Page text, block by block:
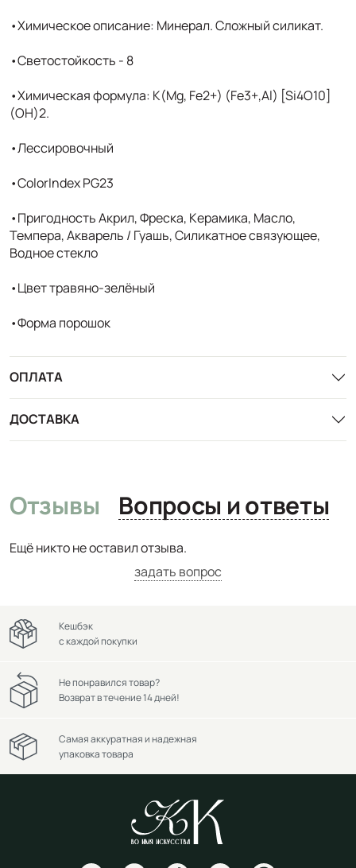
•Химическое описание: Минерал. Сложный силикат.
•Светостойкость - 8
•Химическая формула: K(Mg, Fe2+) (Fe3+,Al) [Si4О10]
(ОH)2.
•Лессировочный
•ColorIndex PG23
•Пригодность Акрил, Фреска, Керамика, Масло,
Темпера, Акварель / Гуашь, Силикатное связующее,
Водное стекло
•Цвет травяно-зелёный
•Форма порошок
ОПЛАТА
ДОСТАВКА
Отзывы Вопросы и ответы
Ещё никто не оставил отзыва.
задать вопрос
Кешбэк
с каждой покупки
Не понравился товар?
Возврат в течение 14 дней!
Самая аккуратная и надежная
упаковка товара